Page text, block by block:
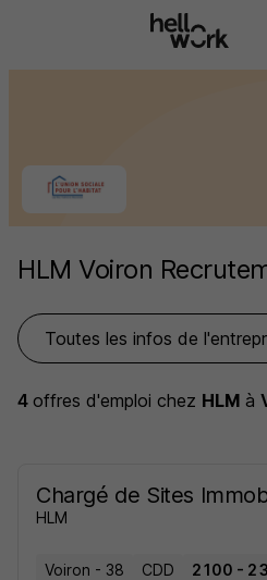
HLM Voiron
Toutes les infos de
4 offres d'emploi chez HLM à
Chargé de Sites
HLM
Voiron - 38 CDD 2 100 - 2